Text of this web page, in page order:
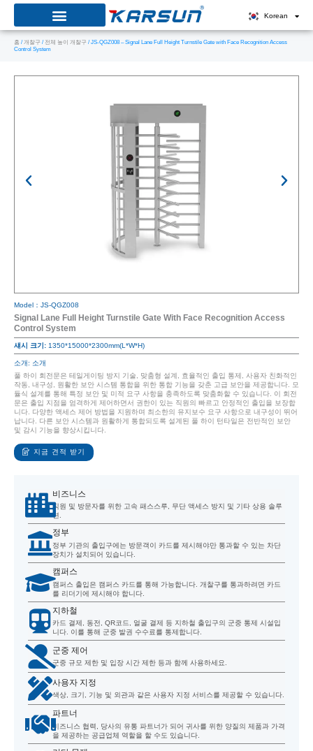
텐
Korean
홈 / 개찰구 / 전체 높이 개찰구 / JS-QGZ008 – Signal Lane Full Height Turnstile Gate with Face Recognition Access
Control System
Model：JS-QGZ008
Signal Lane Full Height Turnstile Gate With Face Recognition Access
Control System
섀시 크기: 1350*15000*2300mm(L*W*H)
소개: 소개
풀 하이 회전문은 테일게이팅 방지 기술, 맞춤형 설계, 효율적인 출입 통제, 사용자 친화적인
작동, 내구성, 원활한 보안 시스템 통합을 위한 통합 기능을 갖춘 고급 보안을 제공합니다. 모
듈식 설계를 통해 특정 보안 및 미적 요구 사항을 충족하도록 맞춤화할 수 있습니다. 이 회전
문은 출입 지점을 엄격하게 제어하면서 권한이 있는 직원의 빠르고 안정적인 출입을 보장합
니다. 다양한 액세스 제어 방법을 지원하며 최소한의 유지보수 요구 사항으로 내구성이 뛰어
납니다. 다른 보안 시스템과 원활하게 통합되도록 설계된 풀 하이 턴타일은 전반적인 보안
및 감시 기능을 향상시킵니다.
지금 견적 받기
비즈니스
직원 및 방문자를 위한 고속 패스스루, 무단 액세스 방지 및 기타 상용 솔루
션.
정부
정부 기관의 출입구에는 방문객이 카드를 제시해야만 통과할 수 있는 차단
장치가 설치되어 있습니다.
캠퍼스
캠퍼스 출입은 캠퍼스 카드를 통해 가능합니다. 개찰구를 통과하려면 카드
를 리더기에 제시해야 합니다.
지하철
카드 결제, 동전, QR코드, 얼굴 결제 등 지하철 출입구의 군중 통제 시설입
니다. 이를 통해 군중 발권 수수료를 통제합니다.
군중 제어
군중 규모 제한 및 입장 시간 제한 등과 함께 사용하세요.
사용자 지정
색상, 크기, 기능 및 외관과 같은 사용자 지정 서비스를 제공할 수 있습니다.
파트너
비즈니스 협력, 당사의 유통 파트너가 되어 귀사를 위한 양질의 제품과 가격
을 제공하는 공급업체 역할을 할 수도 있습니다.